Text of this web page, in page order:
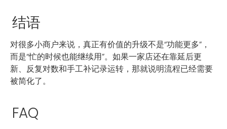
结语
对很多小商户来说，真正有价值的升级不是“功能更多”，
而是“忙的时候也能继续用”。如果一家店还在靠延后更
新、反复对数和手工补记录运转，那就说明流程已经需要
被简化了。
FAQ